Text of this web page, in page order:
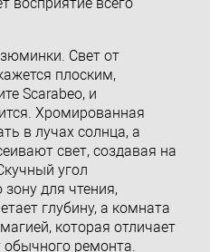
восприятие всего
Свет от
плоским,
Scarabeo, и
Хромированная
в лучах солнца, а
свет, создавая на
угол
для чтения,
глубину, а комната
которая отличает
ремонта.